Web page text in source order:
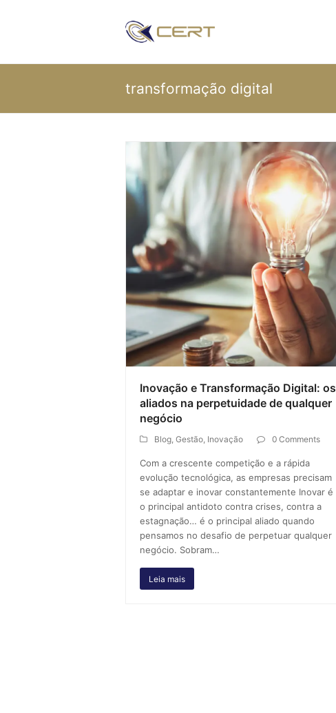
transformação digital
Inovação e Transformação Digital: os
aliados na perpetuidade de qualquer
negócio
Blog, Gestão, Inovação 0 Comments
Com a crescente competição e a rápida
evolução tecnológica, as empresas precisam
se adaptar e inovar constantemente Inovar é
o principal antidoto contra crises, contra a
estagnação… é o principal aliado quando
pensamos no desafio de perpetuar qualquer
negócio. Sobram…
Leia mais